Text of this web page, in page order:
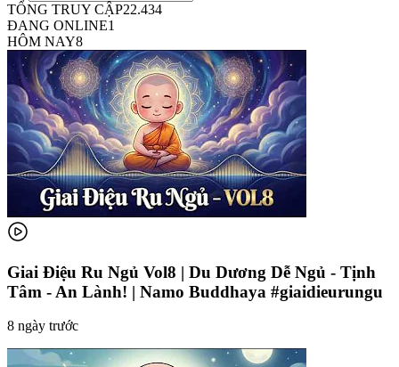
TỔNG TRUY CẬP22.434
ĐANG ONLINE1
HÔM NAY8
Giai Điệu Ru Ngủ Vol8 | Du Dương Dễ Ngủ - Tịnh
Tâm - An Lành! | Namo Buddhaya #giaidieurungu
8 ngày trước